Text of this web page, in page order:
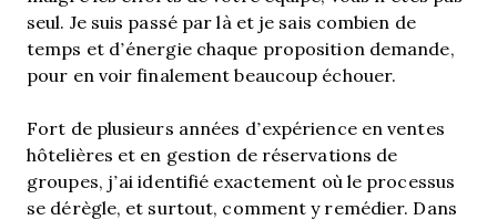
seul. Je suis passé par là et je sais combien de
temps et d’énergie chaque proposition demande,
pour en voir finalement beaucoup échouer.
Fort de plusieurs années d’expérience en ventes
hôtelières et en gestion de réservations de
groupes, j’ai identifié exactement où le processus
se dérègle, et surtout, comment y remédier. Dans